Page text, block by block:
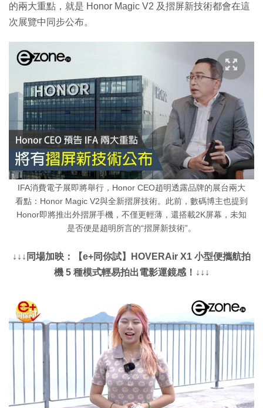
的兩大重點，就是 Honor Magic V2 及摺屏新技術都會在這
次展覽中同步公布。
IFA消費電子展即將舉行，Honor CEO趙明透露品牌的展台兩大
看點：Honor Magic V2與全新摺屏技術。此前，數碼博主也提到
Honor即將推出外摺屏手機，不僅更輕薄，還搭載2K屏幕，未知
是否便是趙明所言的“摺屏新技術”。
↓↓↓同場加映：【e+同你試】HOVERAir X1 小型便攜航拍
機 5 種模式輕易拍出電影運鏡感！↓↓↓